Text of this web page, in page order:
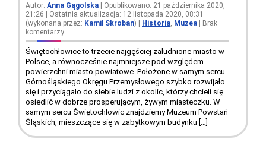
Autor: Anna Gągolska | Opublikowano: 21 października 2020,
21:26 | Ostatnia aktualizacja: 12 listopada 2020, 08:31
(wykonana przez: Kamil Skroban) Historia, Muzea
Brak
komentarzy
Świętochłowice to trzecie najgęściej zaludnione miasto w
Polsce, a równocześnie najmniejsze pod względem
powierzchni miasto powiatowe. Położone w samym sercu
Górnośląskiego Okręgu Przemysłowego szybko rozwijało
się i przyciągało do siebie ludzi z okolic, którzy chcieli się
osiedlić w dobrze prosperującym, żywym miasteczku. W
samym sercu Świętochłowic znajdziemy Muzeum Powstań
Śląskich, mieszczące się w zabytkowym budynku […]